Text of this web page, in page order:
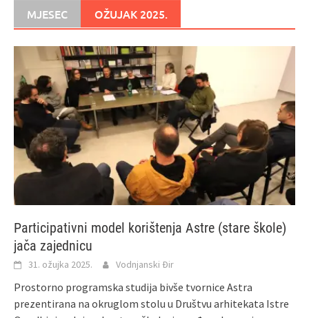
MJESEC OŽUJAK 2025.
Participativni model korištenja Astre (stare škole)
jača zajednicu
31. ožujka 2025. Vodnjanski Đir
Prostorno programska studija bivše tvornice Astra
prezentirana na okruglom stolu u Društvu arhitekata Istre